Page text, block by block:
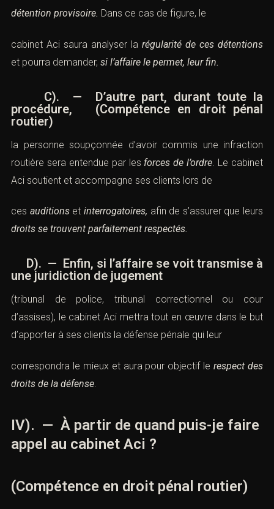
détention provisoire. Dans ce cas de figure, le
cabinet Aci saura analyser la régularité de ces détentions
et pourra demander, si l’affaire le permet, leur fin.
C). — D’autre part, durant toute la
procédure, (Compétence en droit pénal
routier)
la personne soupçonnée d’avoir commis une infraction
routière sera entendue par les forces de l’ordre . Le cabinet
Aci soutient et accompagne ses clients lors de
ces auditionset interrogatoires, afin de s’assurer que leurs
droits se trouvent parfaitement respectés.
D). — Enfin, si l’affaire se voit transmise à
une juridiction de jugement
(tribunal de police, tribunal correctionnel ou cour
d’assises), le cabinet Aci mettra tout en œuvre dans le but
d’apporter à ses clients la défense pénale qui leur
correspondra le mieux et aura pour objectif lerespect des
droits de la défense
IV). — À partir de quand puis-je faire
appel au cabinet Aci ?
(Compétence en droit pénal routier)